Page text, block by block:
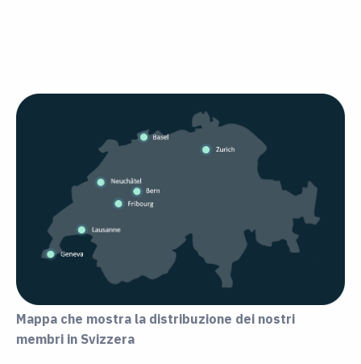
Mappa che mostra la distribuzione dei nostri
membri in Svizzera